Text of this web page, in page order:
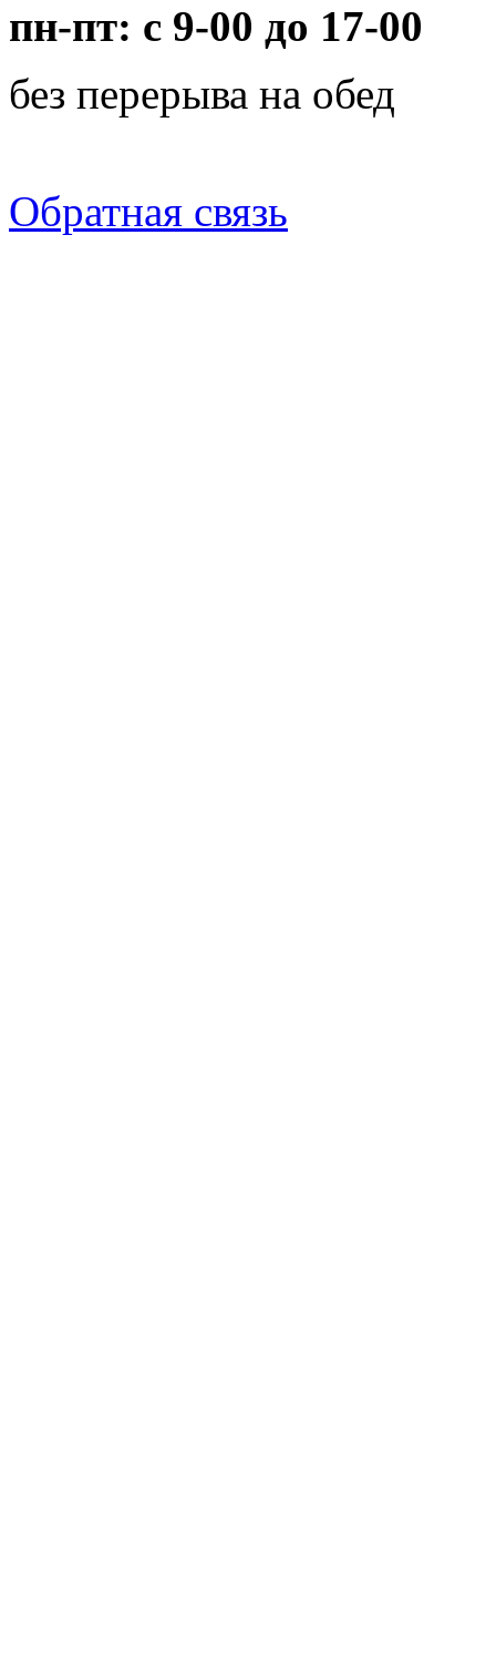
пн-пт: с 9-00 до 17-00
без перерыва на обед
Обратная связь